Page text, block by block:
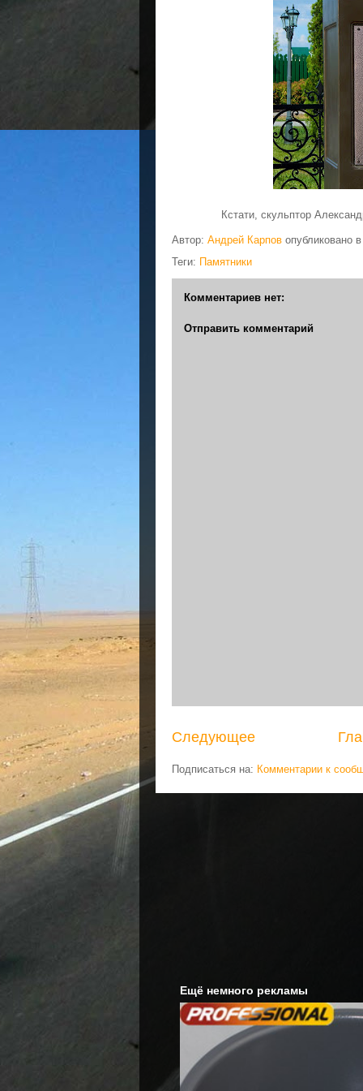
Кстати, скульптор
Автор: Андрей Карпов опубликовано
Теги: Памятники
Комментариев нет:
Отправить комментарий
Следующее
Подписаться на: Комментарии к
Ещё немного рекламы